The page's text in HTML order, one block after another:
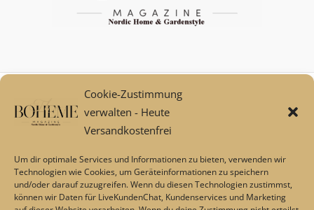
Cookie-Zustimmung
verwalten - Heute
Versandkostenfrei
Um dir optimale Services und Informationen zu bieten, verwenden wir
Technologien wie Cookies, um Geräteinformationen zu speichern
und/oder darauf zuzugreifen. Wenn du diesen Technologien zustimmst,
können wir Daten für LiveKundenChat, Kundenservices und Marketing
Mein Konto
Zahlungsarten
Versand und Retoure****
AGB
Impressum
Datenschutz